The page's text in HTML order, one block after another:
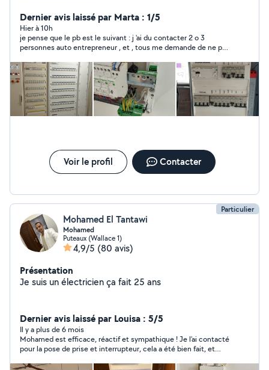
Dernier avis laissé par Marta : 1/5
Hier à 10h
je pense que le pb est le suivant : j 'ai du contacter 2 o 3
personnes auto entrepreneur , et , tous me demande de ne pas
j'avais déjà eu une fois , je veux passer par le site ! je n'ai pas
trouvé pour l'instant
Voir le profil Contacter
Particulier
Mohamed El Tantawi
Mohamed
Puteaux (Wallace 1)
4,9/5 (80 avis)
Présentation
Je suis un électricien ça fait 25 ans
Dernier avis laissé par Louisa : 5/5
Il y a plus de 6 mois
Mohamed est efficace, réactif et sympathique ! Je l’ai contacté
pour la pose de prise et interrupteur, cela a été bien fait, et